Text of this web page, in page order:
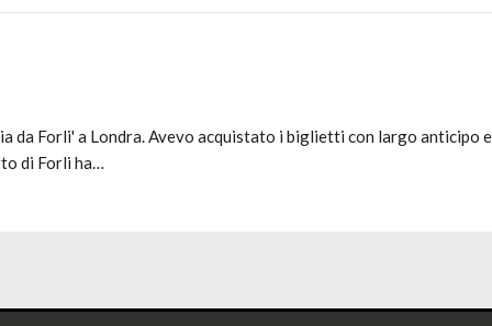
da Forli' a Londra. Avevo acquistato i biglietti con largo anticipo
di Forli ha…